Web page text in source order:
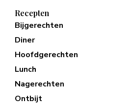
Recepten
Bijgerechten
Diner
Hoofdgerechten
Lunch
Nagerechten
Ontbijt